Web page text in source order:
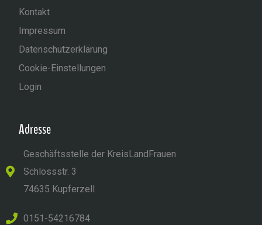
Kontakt
Impressum
Datenschutzerklärung
Cookie-Einstellungen
Login
Adresse
Geschäftsstelle der KreisLandFrauen
Schlossstr. 3
74635 Kupferzell
0151-54216784